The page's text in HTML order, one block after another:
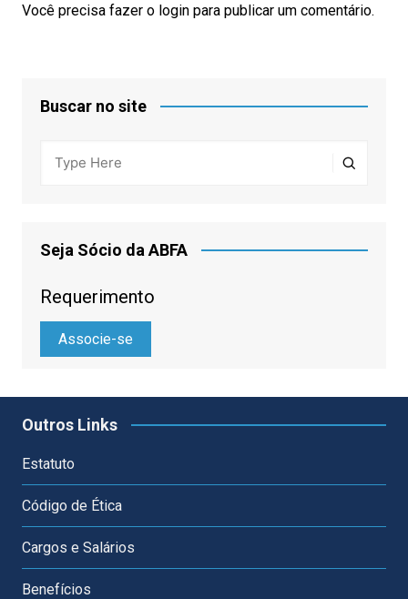
Você precisa fazer o loginpara publicar um comentário.
Buscar no site
Seja Sócio da ABFA
Requerimento
Associe-se
Outros Links
Estatuto
Código de Ética
Cargos e Salários
Benefícios